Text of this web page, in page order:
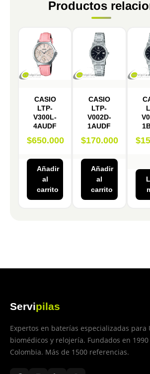
Productos
CASIO
LTP-
V300L-
4AUDF
$650.000
Añadir
al
carrito
CASIO
LTP-
V002D-
1AUDF
$170.000
Añadir
al
carrito
$
Servipilas
Expertos en baterías especializadas para
biomédicos y relojería. Fundados en
Colombia. Más de 1500 referencias.